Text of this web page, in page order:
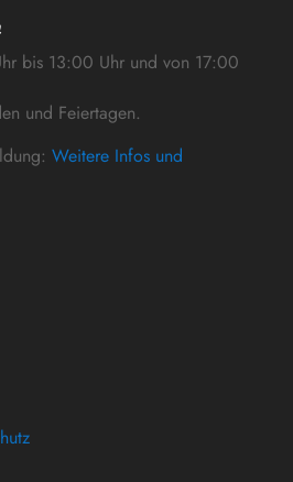
bis 13:00 Uhr und von 17:00
und Feiertagen.
Weitere Infos und